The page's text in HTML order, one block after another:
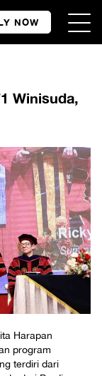
NOW
Winisuda,
Harapan
program
terdiri dari